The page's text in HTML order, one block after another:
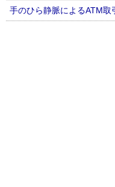
手のひら静脈によるATM取